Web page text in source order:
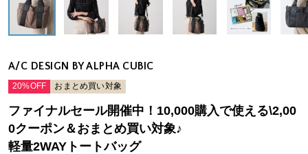
A/C DESIGN BY ALPHA CUBIC
20%OFF おまとめ買い対象
ファイナルセール開催中！10,000購入で使える\2,00
0クーポン＆おまとめ買い対象♪
軽量2WAYトートバッグ